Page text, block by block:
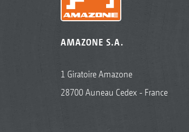
AMAZONE S.A.
1 Giratoire Amazone
28700 Auneau Cedex - France